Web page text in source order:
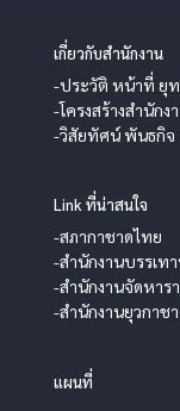
เกี่ยวกับสำนักงาน
-ประวัติ หน้าที่ ยุ
-โครงสร้างสำนักง
-วิสัยทัศน์ พันธกิจ
Link ที่น่าสนใจ
-สภากาชาดไทย
-สำนักงานบรรเ
-สำนักงานจัดหาร
-สำนักงานยุวกาช
แผนที่